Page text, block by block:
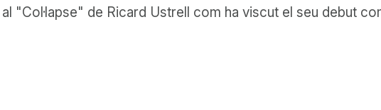
"Col·lapse" de Ricard Ustrell com ha viscut el seu debut